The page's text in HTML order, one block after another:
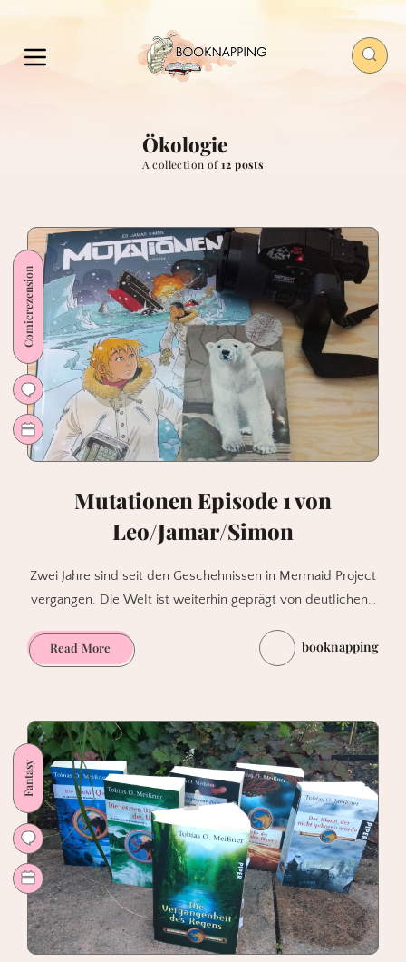
Ökologie
A collection of12 posts
Comicrezension
Mutationen Episode 1 von
Leo/Jamar/Simon
Zwei Jahre sind seit den Geschehnissen in Mermaid Project
vergangen. Die Welt ist weiterhin geprägt von deutlichen…
Read MoreMutationen
Episode
Leo/Jamar/Simon
booknapping
Fantasy